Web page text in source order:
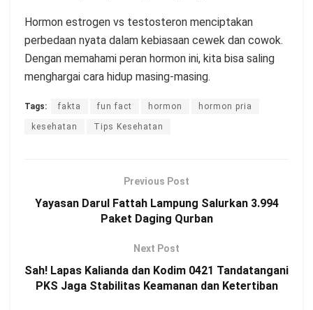
Hormon estrogen vs testosteron menciptakan
perbedaan nyata dalam kebiasaan cewek dan cowok.
Dengan memahami peran hormon ini, kita bisa saling
menghargai cara hidup masing-masing.
Tags: fakta fun fact hormon hormon pria
kesehatan Tips Kesehatan
Previous Post
Yayasan Darul Fattah Lampung Salurkan 3.994
Paket Daging Qurban
Next Post
Sah! Lapas Kalianda dan Kodim 0421 Tandatangani
PKS Jaga Stabilitas Keamanan dan Ketertiban